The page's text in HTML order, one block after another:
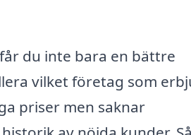
får du inte bara en bättre
vilket företag som
priser men saknar